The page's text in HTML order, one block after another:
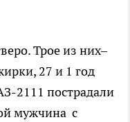
Трое из них–
27 и 1 год
2111 пострадали
мужчина с